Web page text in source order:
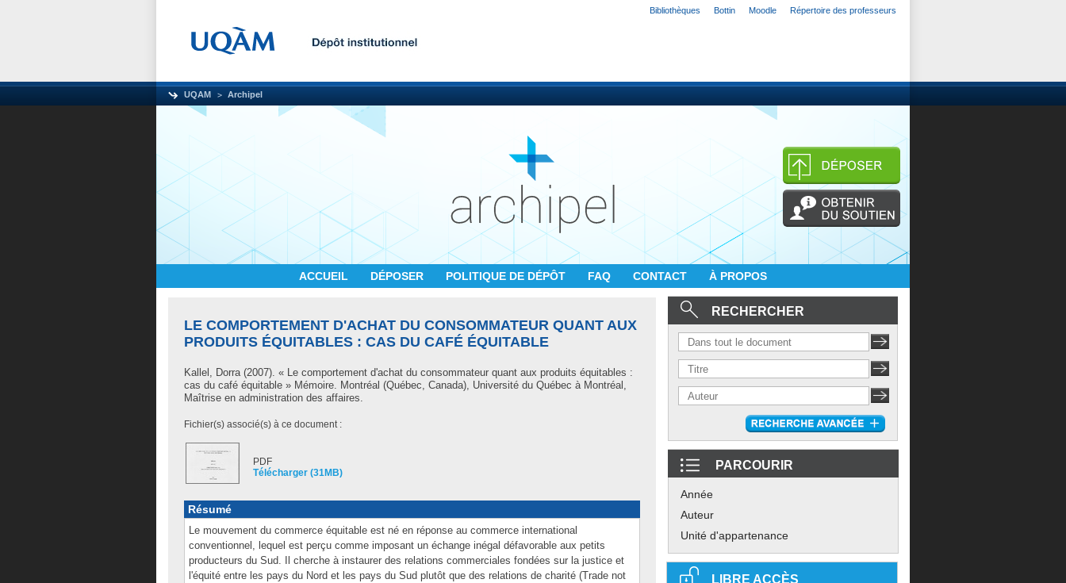
Bibliothèques Bottin Moodle Répertoire des professeurs
UQAM Archipel
ACCUEIL DÉPOSER POLITIQUE DE DÉPÔT FAQ CONTACT À PROPOS
LE COMPORTEMENT D'ACHAT DU CONSOMMATEUR QUANT AUX
PRODUITS ÉQUITABLES : CAS DU CAFÉ ÉQUITABLE
Kallel, Dorra(2007). « Le comportement d'achat du consommateur quant aux produits équitables :
cas du café équitable » Mémoire. Montréal (Québec, Canada), Université du Québec à Montréal,
Maîtrise en administration des affaires.
Fichier(s) associé(s) à ce document :
PDF
Télécharger (31MB)
Résumé
Le mouvement du commerce équitable est né en réponse au commerce international
conventionnel, lequel est perçu comme imposant un échange inégal défavorable aux petits
producteurs du Sud. Il cherche à instaurer des relations commerciales fondées sur la justice et
l'équité entre les pays du Nord et les pays du Sud plutôt que des relations de charité (Trade not
RECHERCHER
PARCOURIR
Année
Auteur
Unité d'appartenance
LIBRE ACCÈS